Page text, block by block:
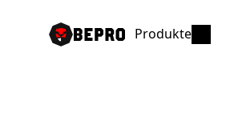
Produkte